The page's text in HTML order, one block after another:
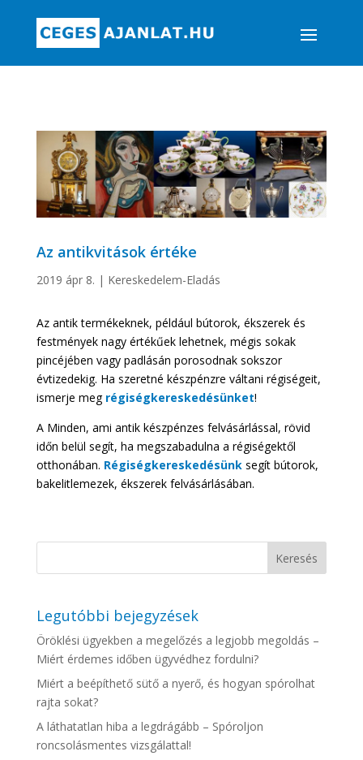
Az antikvitások értéke
2019 ápr 8. | Kereskedelem-Eladás
Az antik termékeknek, például bútorok, ékszerek és
festmények nagy értékűek lehetnek, mégis sokak
pincéjében vagy padlásán porosodnak sokszor
évtizedekig. Ha szeretné készpénzre váltani régiségeit,
ismerje meg régiségkereskedésünket!
A Minden, ami antik készpénzes felvásárlással, rövid
időn belül segít, ha megszabadulna a régiségektől
otthonában. Régiségkereskedésünksegít bútorok,
bakelitlemezek, ékszerek felvásárlásában.
Legutóbbi bejegyzések
Öröklési ügyekben a megelőzés a legjobb megoldás –
Miért érdemes időben ügyvédhez fordulni?
Miért a beépíthető sütő a nyerő, és hogyan spórolhat
rajta sokat?
A láthatatlan hiba a legdrágább – Spóroljon
roncsolásmentes vizsgálattal!